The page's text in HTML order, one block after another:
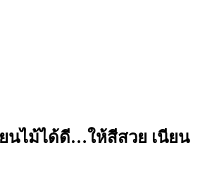
ยนไม้ได้ดี…ให้สีสวย เนียน